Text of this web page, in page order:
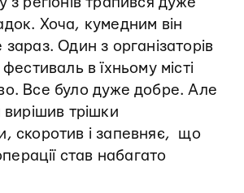
Хоча, кумедним він
Один з організаторів
в їхньому місті
Все було дуже добре. Але
вирішив трішки
скоротив і запевняє, що
став набагато